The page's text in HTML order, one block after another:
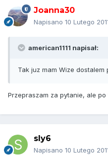
Joanna30
Napisano 10 Lutego
american1111 napisał:
Tak juz mam Wize dostalem
Przepraszam za pytanie, ale po
sly6
Napisano 10 Lutego